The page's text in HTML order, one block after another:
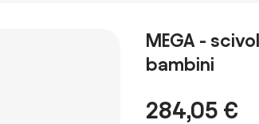
MEGA -
bambini
284,05 €